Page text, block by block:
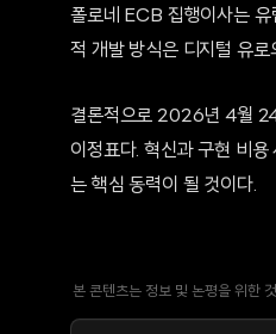
폴로네 ECB 집행이사는 유
적 개발 방식은 디지털 유
결론적으로 2026년 4월 24
이정표다. 혁신과 구현 비
는 핵심 동력이 될 것이다.
본 콘텐츠는 정보 및 논평을 위한